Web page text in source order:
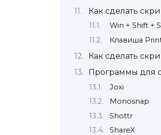
Как сделать
Win + Shift + S
Клавиша
Как сделать
Программы для
Joxi
Monosnap
Shottr
ShareX